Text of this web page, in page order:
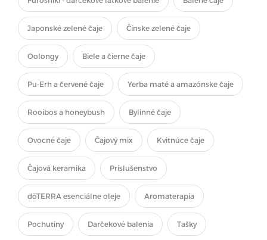
Japonské zelené čaje Čínske zelené čaje
Oolongy Biele a čierne čaje
Pu-Erh a červené čaje Yerba maté a amazónske čaje
Rooibos a honeybush Bylinné čaje
Ovocné čaje Čajový mix Kvitnúce čaje
Čajová keramika Príslušenstvo
dōTERRA esenciálne oleje Aromaterapia
Pochutiny Darčekové balenia Tašky